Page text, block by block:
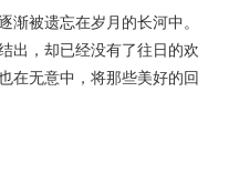
被遗忘在岁月的长河中。
出，却已经没有了往日的欢
在无意中，将那些美好的回